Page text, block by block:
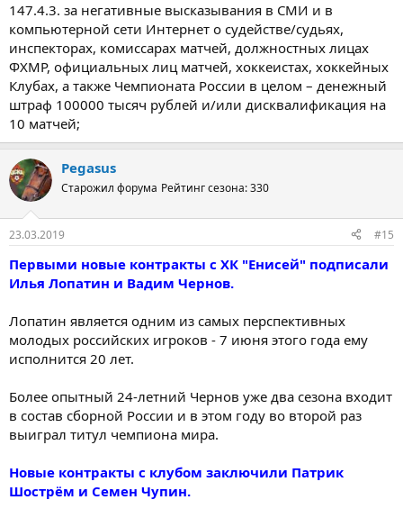
147.4.3. за негативные высказывания в СМИ и в
компьютерной сети Интернет о судействе/судьях,
инспекторах, комиссарах матчей, должностных лицах
ФХМР, официальных лиц матчей, хоккеистах, хоккейных
Клубах, а также Чемпионата России в целом – денежный
штраф 100000 тысяч рублей и/или дисквалификация на
10 матчей;
Pegasus
Старожил форума Рейтинг сезона: 330
23.03.2019 #15
Первыми новые контракты с ХК "Енисей" подписали
Илья Лопатин и Вадим Чернов.
Лопатин является одним из самых перспективных
молодых российских игроков - 7 июня этого года ему
исполнится 20 лет.
Более опытный 24-летний Чернов уже два сезона входит
в состав сборной России и в этом году во второй раз
выиграл титул чемпиона мира.
Новые контракты с клубом заключили Патрик
Шострём и Семен Чупин.